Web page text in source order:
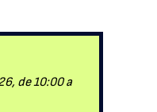
de 10:00 a